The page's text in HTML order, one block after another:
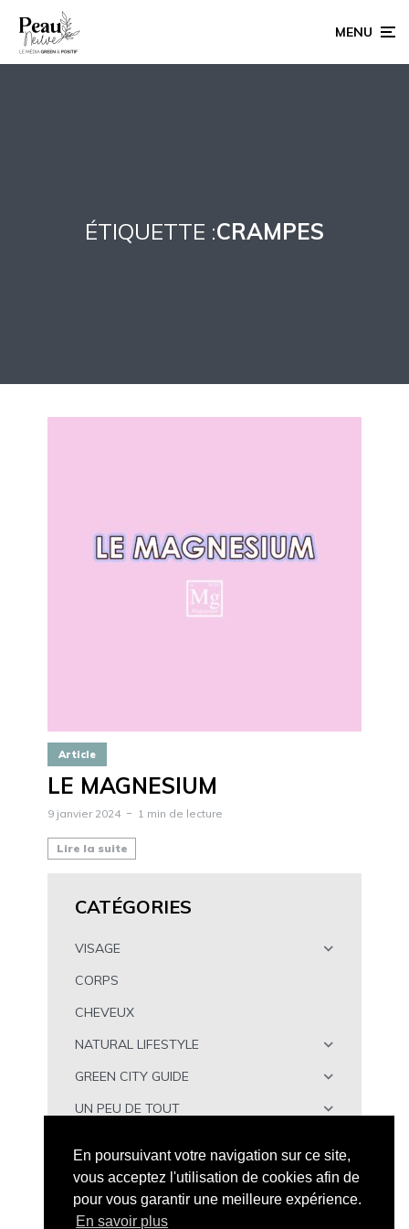
MENU
ÉTIQUETTE :CRAMPES
Article
LE MAGNESIUM
9 janvier 2024 1 min de lecture
Lire la suite
CATÉGORIES
VISAGE
CORPS
CHEVEUX
NATURAL LIFESTYLE
GREEN CITY GUIDE
UN PEU DE TOUT
En poursuivant votre navigation sur ce site,
vous acceptez l'utilisation de cookies afin de
pour vous garantir une meilleure expérience.
En savoir plus